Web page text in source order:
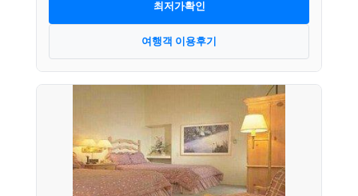
최저가확인
여행객 이용후기